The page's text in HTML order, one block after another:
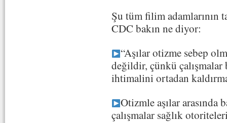
Şu tüm filim adamlarının
CDC bakın ne diyor:
“Aşılar otizme sebep
değildir, çünkü çalışmalar
ihtimalini ortadan
Otizmle aşılar arasında
çalışmalar sağlık